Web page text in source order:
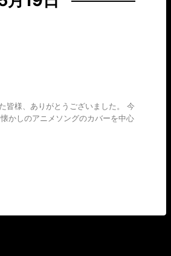
皆様、ありがとうございました。 今
かしのアニメソングのカバーを中心